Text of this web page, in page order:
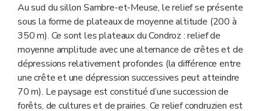
Au sud du sillon Sambre-et-Meuse, le relief se présente
sous la forme de plateaux de moyenne altitude (200 à
350 m). Ce sont les plateaux du Condroz : relief de
moyenne amplitude avec une alternance de crêtes et de
dépressions relativement profondes (la différence entre
une crête et une dépression successives peut atteindre
70 m). Le paysage est constitué d’une succession de
forêts, de cultures et de prairies. Ce relief condruzien est